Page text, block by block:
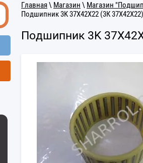
Главная\ Магазин \ Магазин
Подшипник 3K 37Х42Х22 (3К
Подшипник 3K